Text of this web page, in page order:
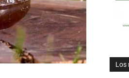
Los